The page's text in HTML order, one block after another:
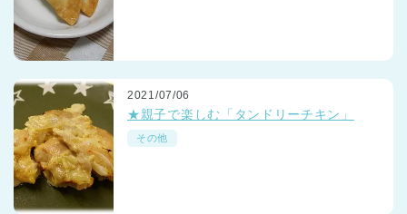
神奈川県 神奈川県 全域
2021/07/06
★親子で楽しむ「タンドリーチキン」
その他